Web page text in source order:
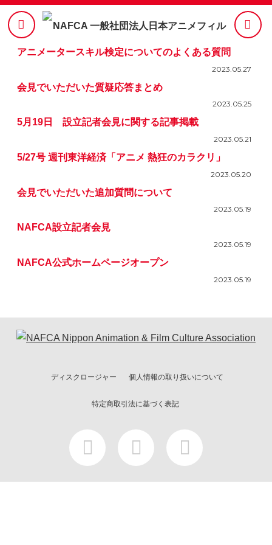
アニメータースキル検定についてのよくある質問
2023.05.27
会見でいただいた質疑応答まとめ
2023.05.25
5月19日 設立記者会見に関する記事掲載
2023.05.21
5/27号 週刊東洋経済「アニメ 熱狂のカラクリ」
2023.05.20
会見でいただいた追加質問について
2023.05.19
NAFCA設立記者会見
2023.05.19
NAFCA公式ホームページオープン
2023.05.19
ディスクロージャー 個人情報の取り扱いについて
特定商取引法に基づく表記